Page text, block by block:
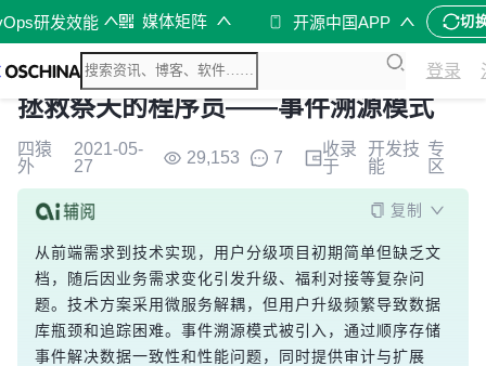
研发效能 媒体矩阵 开源中国APP 切
登录
拯救祭天的程序员——事件溯源模式
四猿
外
2021-05-
27
29,153 7
收录
于
开发技
能
专
区
复制
从前端需求到技术实现，用户分级项目初期简单但缺乏文
档，随后因业务需求变化引发升级、福利对接等复杂问
题。技术方案采用微服务解耦，但用户升级频繁导致数据
库瓶颈和追踪困难。事件溯源模式被引入，通过顺序存储
事件解决数据一致性和性能问题，同时提供审计与扩展